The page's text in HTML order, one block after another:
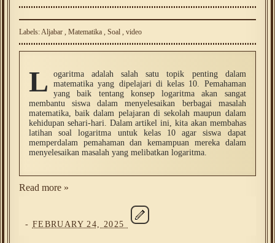
Labels:Aljabar , Matematika , Soal , video
L
ogaritma adalah salah satu topik penting dalam
matematika yang dipelajari di kelas 10. Pemahaman
yang baik tentang konsep logaritma akan sangat
membantu siswa dalam menyelesaikan berbagai masalah
matematika, baik dalam pelajaran di sekolah maupun dalam
kehidupan sehari-hari. Dalam artikel ini, kita akan membahas
latihan soal logaritma untuk kelas 10 agar siswa dapat
memperdalam pemahaman dan kemampuan mereka dalam
menyelesaikan masalah yang melibatkan logaritma.
Read more »
- FEBRUARY 24, 2025